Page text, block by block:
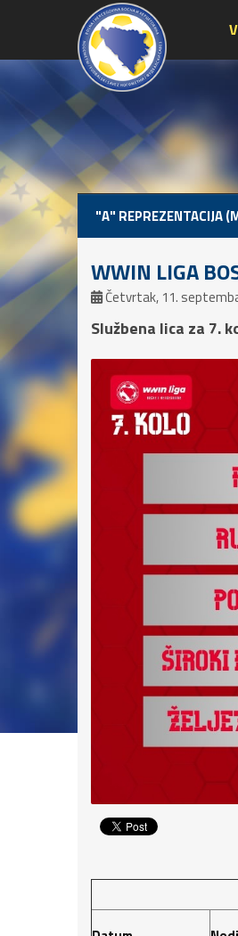
"A" REPREZENTACIJA
WWIN LIGA
Četvrtak, 11.
Službena lica za 7.